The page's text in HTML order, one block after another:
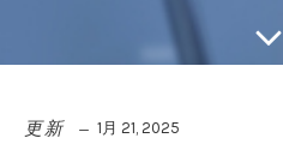
更新 1月 21, 2025